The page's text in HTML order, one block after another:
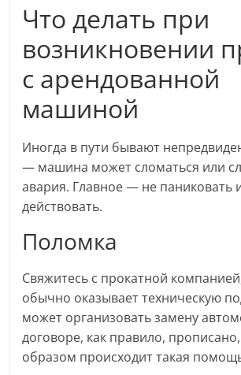
Что делать при
возникновении
с арендованной
машиной
Иногда в пути бывают
— машина может сломаться или
авария. Главное — не паниковать
действовать.
Поломка
Свяжитесь с прокатной
обычно оказывает техническую
может организовать замену
договоре, как правило,
образом происходит такая